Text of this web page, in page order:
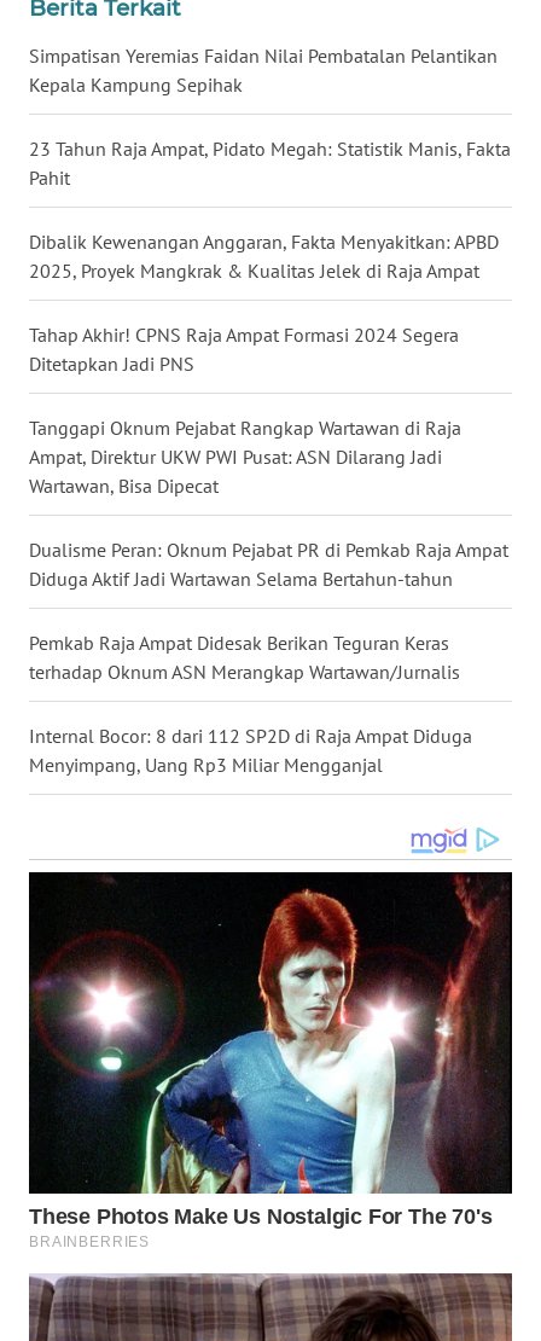
Berita Terkait
Simpatisan Yeremias Faidan Nilai Pembatalan Pelantikan
Kepala Kampung Sepihak
23 Tahun Raja Ampat, Pidato Megah: Statistik Manis, Fakta
Pahit
Dibalik Kewenangan Anggaran, Fakta Menyakitkan: APBD
2025, Proyek Mangkrak & Kualitas Jelek di Raja Ampat
Tahap Akhir! CPNS Raja Ampat Formasi 2024 Segera
Ditetapkan Jadi PNS
Tanggapi Oknum Pejabat Rangkap Wartawan di Raja
Ampat, Direktur UKW PWI Pusat: ASN Dilarang Jadi
Wartawan, Bisa Dipecat
Dualisme Peran: Oknum Pejabat PR di Pemkab Raja Ampat
Diduga Aktif Jadi Wartawan Selama Bertahun-tahun
Pemkab Raja Ampat Didesak Berikan Teguran Keras
terhadap Oknum ASN Merangkap Wartawan/Jurnalis
Internal Bocor: 8 dari 112 SP2D di Raja Ampat Diduga
Menyimpang, Uang Rp3 Miliar Mengganjal
MALUKU
MALUT
DAIRI
WN
DANAU
TOBA
WN
NIAS
WN
SELATAN
TANJUNG
LESUNG
KARO
SIMALUNGUN
WN
LABUHANBATU
WN
TAPANULI
TENGAH
WN DELI
SERDANG
WN
TEBING